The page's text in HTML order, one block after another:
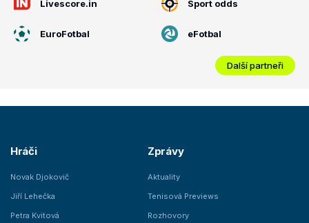
Livescore.in Sport odds
EuroFotbal eFotbal
Další partneři
Hráči
Novak Djokovič
Jiří Lehečka
Petra Kvitová
Zprávy
Aktuality
Tenisová Previews
Rozhovory